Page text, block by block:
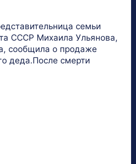
семьи
СССР Михаила Ульянова,
сообщила о продаже
деда.После смерти